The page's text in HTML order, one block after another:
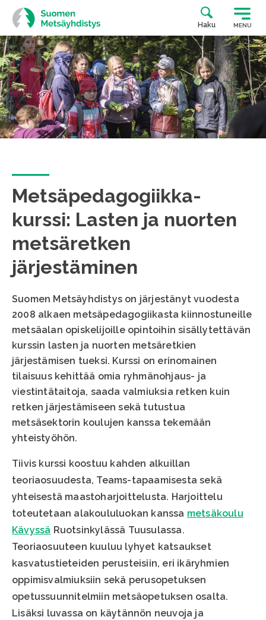
Siirry
suoraan
sisältöön
Haku MENU
Metsäpedagogiikka-
kurssi: Lasten ja nuorten
metsäretken
järjestäminen
Suomen Metsäyhdistys on järjestänyt vuodesta
2008 alkaen metsäpedagogiikasta kiinnostuneille
metsäalan opiskelijoille opintoihin sisällytettävän
kurssin lasten ja nuorten metsäretkien
järjestämisen tueksi. Kurssi on erinomainen
tilaisuus kehittää omia ryhmänohjaus- ja
viestintätaitoja, saada valmiuksia retken kuin
retken järjestämiseen sekä tutustua
metsäsektorin koulujen kanssa tekemään
yhteistyöhön.
Tiivis kurssi koostuu kahden alkuillan
teoriaosuudesta, Teams-tapaamisesta sekä
yhteisestä maastoharjoittelusta. Harjoittelu
toteutetaan alakoululuokan kanssa metsäkoulu
Kävyssä Ruotsinkylässä Tuusulassa.
Teoriaosuuteen kuuluu lyhyet katsaukset
kasvatustieteiden perusteisiin, eri ikäryhmien
oppimisvalmiuksiin sekä perusopetuksen
opetussuunnitelmiin metsäopetuksen osalta.
Lisäksi luvassa on käytännön neuvoja ja